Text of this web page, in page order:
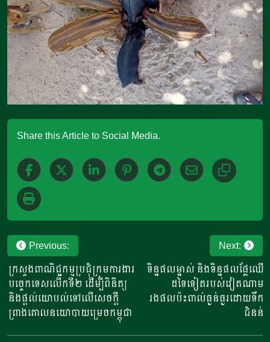
Share this Article to Social Media.
Post
navigation
Previous:
ក្រសួងពាណិជ្ជកម្មប្រជុំក្រុមការងារ
បច្ចេកទេសលើកទី២ ដើម្បីពិនិត្យ
និងផ្តល់យោបល់ទៅលើសេចក្តី
ព្រាងគោលនយោបាយម្រេចកម្ពុជា
Next:
ទិន្នផលម្នាស់ និងទិន្នផលផ្លែឈើ
ដទៃទៀតរបស់វៀតណាម
រងផលប៉ះពាល់ធ្ងន់ធ្ងរដោយទឹក
ជំនន់